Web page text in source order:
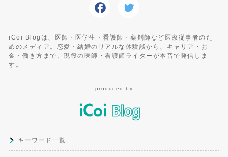
iCoi Blogは、医師・医学生・看護師・薬剤師など医療従事者のた
めのメディア。恋愛・結婚のリアルな体験談から、キャリア・お
金・働き方まで、現役の医師・看護師ライターが本音で発信しま
す。
produced by
キーワード一覧